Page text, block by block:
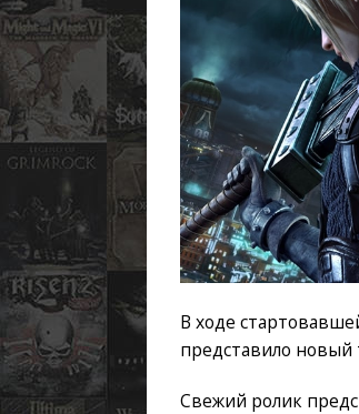
В ходе
представило новый
Свежий ролик